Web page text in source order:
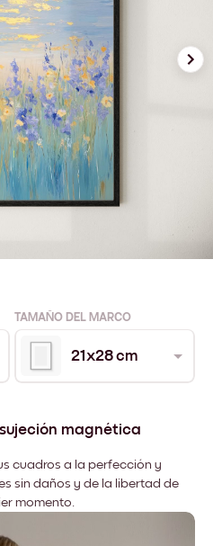
TAMAÑO DEL MARCO
21x28 cm
magnética
cuadros a la perfección y
sin daños y de la libertad de
momento.